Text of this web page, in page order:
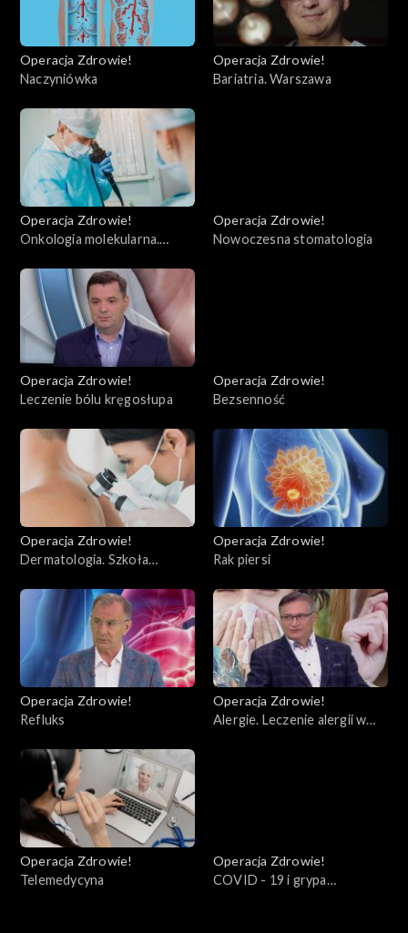
Operacja Zdrowie!
Naczyniówka
Operacja Zdrowie!
Bariatria. Warszawa
Operacja Zdrowie!
Onkologia molekularna.
Operacja Zdrowie!
Nowoczesna stomatologia
Operacja Zdrowie!
Leczenie bólu kręgosłupa
Operacja Zdrowie!
Bezsenność
Operacja Zdrowie!
Dermatologia. Szkoła
Operacja Zdrowie!
Rak piersi
Operacja Zdrowie!
Refluks
Operacja Zdrowie!
Alergie. Leczenie alergii w
Operacja Zdrowie!
Telemedycyna
Operacja Zdrowie!
COVID - 19 i grypa